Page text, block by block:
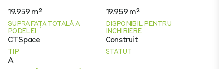
19.959 m²
SUPRAFAȚA TOTALĂ A
PODELEI
19.959 m²
DISPONIBIL PENTRU
INCHIRIERE
CTSpace
TIP
Construit
STATUT
A